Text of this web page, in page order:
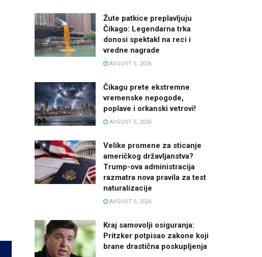
Žute patkice preplavljuju
Čikago: Legendarna trka
donosi spektakl na reci i
vredne nagrade
AVGUST 5, 2026
Čikagu prete ekstremne
vremenske nepogode,
poplave i orkanski vetrovi!
AVGUST 5, 2026
Velike promene za sticanje
američkog državljanstva?
Trump-ova administracija
razmatra nova pravila za test
naturalizacije
AVGUST 5, 2026
Kraj samovolji osiguranja:
Pritzker potpisao zakone koji
brane drastična poskupljenja